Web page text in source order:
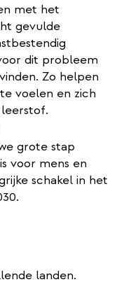
met het
gevulde
dit probleem
Zo helpen
voelen en zich
grote stap
voor mens en
schakel in het
landen.